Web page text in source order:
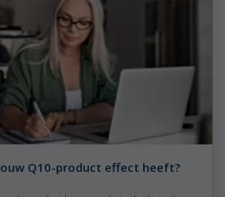
Q10-product effect heeft?